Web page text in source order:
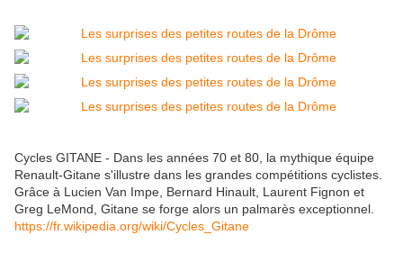
Cycles GITANE - Dans les années 70 et 80, la mythique équipe
Renault-Gitane s'illustre dans les grandes compétitions cyclistes.
Grâce à Lucien Van Impe, Bernard Hinault, Laurent Fignon et
Greg LeMond, Gitane se forge alors un palmarès exceptionnel.
https://fr.wikipedia.org/wiki/Cycles_Gitane